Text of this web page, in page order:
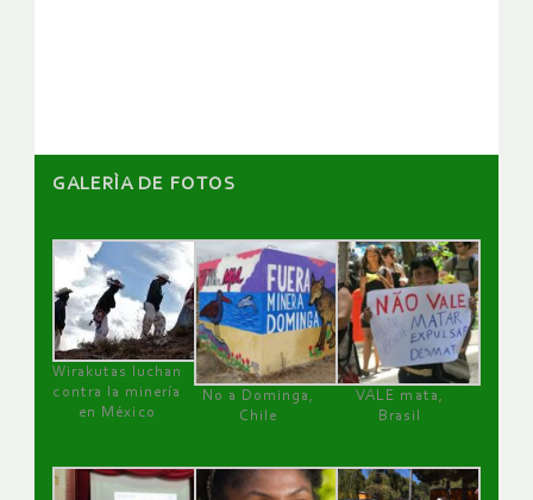
GALERÌA DE FOTOS
Wirakutas luchan
contra la minería
en México
No a Dominga,
Chile
VALE mata,
Brasil